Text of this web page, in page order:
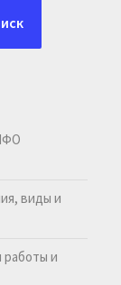
виды и
работы и